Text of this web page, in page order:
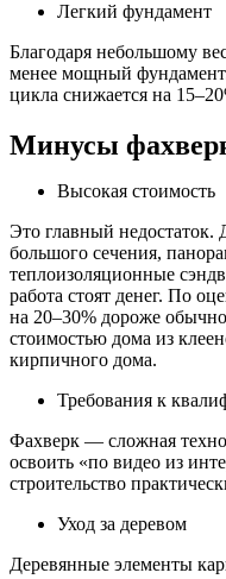
Легкий фундамент
Благодаря небольшому
менее мощный
цикла снижается на
Минусы
Высокая стоимость
Это главный недостаток.
большого сечения,
теплоизоляционные
работа стоят денег. По
на 20–30% дороже
стоимостью дома из
кирпичного дома.
Требования к
Фахверк — сложная
освоить «по видео из
строительство
Уход за деревом
Деревянные элементы